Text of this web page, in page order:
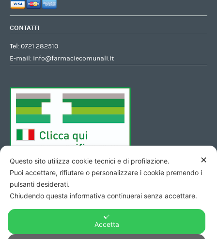
CONTATTI
Tel:0721 282510
E-mail: info@farmaciecomunali.it
✕
Questo sito utilizza cookie tecnici e di profilazione.
Puoi accettare, rifiutare o personalizzare i cookie premendo i
pulsanti desiderati.
Chiudendo questa informativa continuerai senza accettare.
Accetta